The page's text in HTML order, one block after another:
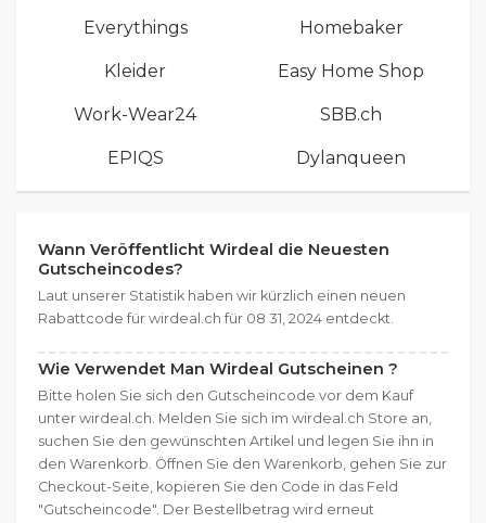
Everythings Homebaker
Kleider Easy Home Shop
Work-Wear24 SBB.ch
EPIQS Dylanqueen
Wann Veröffentlicht Wirdeal die Neuesten
Gutscheincodes?
Laut unserer Statistik haben wir kürzlich einen neuen
Rabattcode für wirdeal.ch für 08 31, 2024 entdeckt.
Wie Verwendet Man Wirdeal Gutscheinen ?
Bitte holen Sie sich den Gutscheincode vor dem Kauf
unter wirdeal.ch. Melden Sie sich im wirdeal.ch Store an,
suchen Sie den gewünschten Artikel und legen Sie ihn in
den Warenkorb. Öffnen Sie den Warenkorb, gehen Sie zur
Checkout-Seite, kopieren Sie den Code in das Feld
"Gutscheincode". Der Bestellbetrag wird erneut